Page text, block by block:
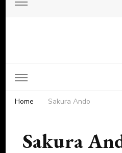
Home Sakura Ando
Sakura